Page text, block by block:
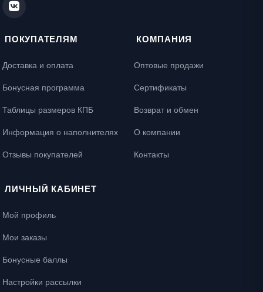
ПОКУПАТЕЛЯМ
Доставка и оплата
Бонусная программа
Таблицы размеров КПБ
Информация о наполнителях
Отзывы покупателей
КОМПАНИЯ
Оптовые продажи
Сертификаты
Возврат и обмен
О компании
Контакты
ЛИЧНЫЙ КАБИНЕТ
Мой профиль
Мои заказы
Бонусные баллы
Настройки рассылки